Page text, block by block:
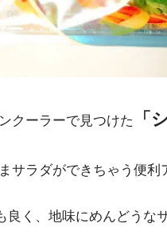
クーラーで見つけた 「
サラダができちゃう便利
良く、地味にめんどうな